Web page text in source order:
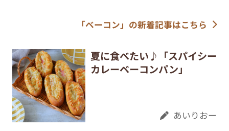
「ベーコン」の新着記事はこちら
夏に食べたい♪「スパイシー
カレーベーコンパン」
あいりおー